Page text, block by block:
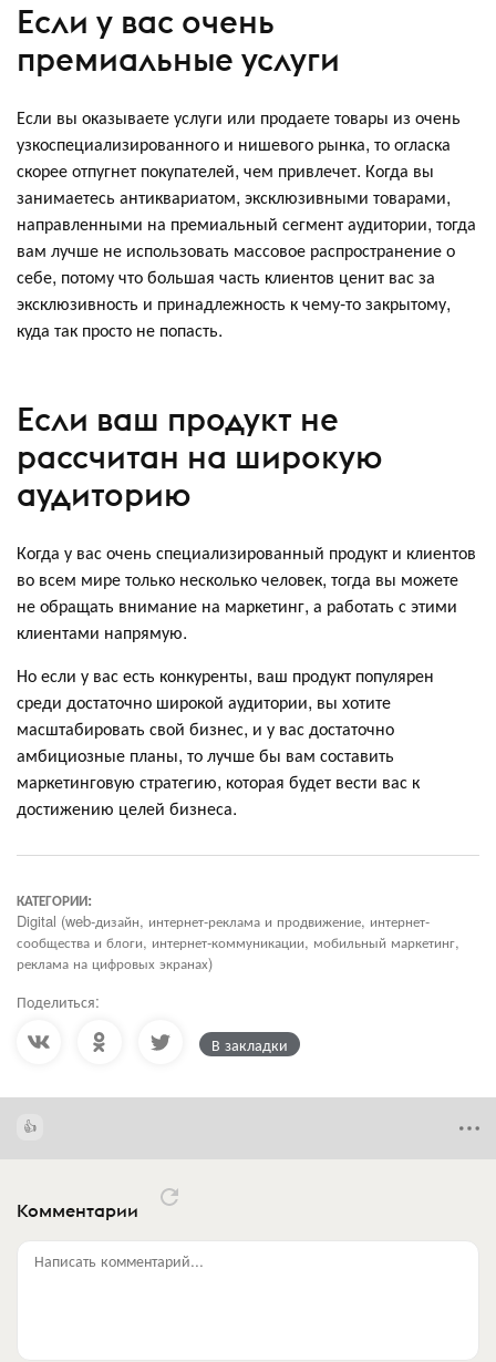
Если у вас очень
премиальные услуги
Если вы оказываете услуги или продаете товары из очень
узкоспециализированного и нишевого рынка, то огласка
скорее отпугнет покупателей, чем привлечет. Когда вы
занимаетесь антиквариатом, эксклюзивными товарами,
направленными на премиальный сегмент аудитории, тогда
вам лучше не использовать массовое распространение о
себе, потому что большая часть клиентов ценит вас за
эксклюзивность и принадлежность к чему-то закрытому,
куда так просто не попасть.
Если ваш продукт не
рассчитан на широкую
аудиторию
Когда у вас очень специализированный продукт и клиентов
во всем мире только несколько человек, тогда вы можете
не обращать внимание на маркетинг, а работать с этими
клиентами напрямую.
Но если у вас есть конкуренты, ваш продукт популярен
среди достаточно широкой аудитории, вы хотите
масштабировать свой бизнес, и у вас достаточно
амбициозные планы, то лучше бы вам составить
маркетинговую стратегию, которая будет вести вас к
достижению целей бизнеса.
КАТЕГОРИИ:
Digital (web-дизайн, интернет-реклама и продвижение, интернет-
сообщества и блоги, интернет-коммуникации, мобильный маркетинг,
реклама на цифровых экранах)
Поделиться:
В закладки
Комментарии
Написать комментарий...